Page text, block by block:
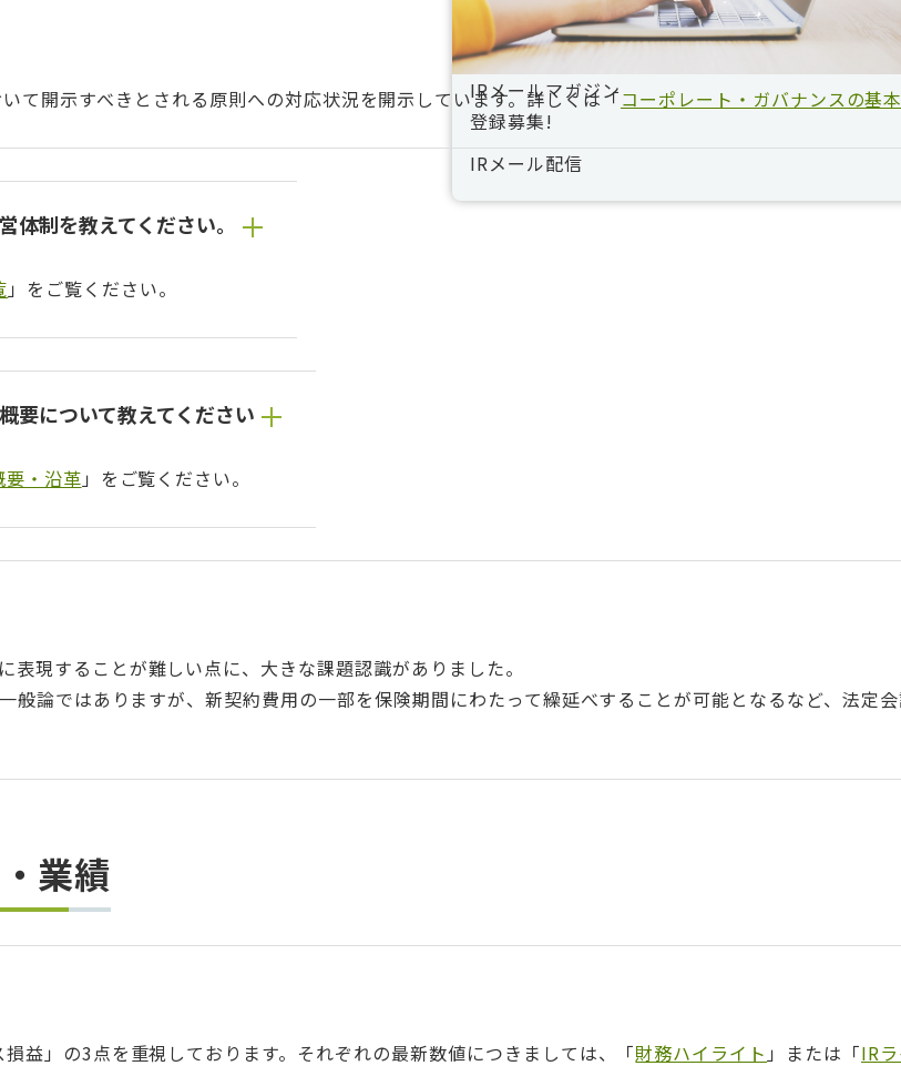
IRメールマガジン
登録募集!
IRメール配信
開示すべきとされる原則への対応状況を開示しています。詳しくは「コーポレート・ガバナンスの基
体制を教えてください。
」をご覧ください。
要について教えてください
要・沿革 」をご覧ください。
現することが難しい点に、大きな課題認識がありました。
ではありますが、新契約費用の一部を保険期間にわたって繰延べすることが可能となるなど、法定
業績
益」の3点を重視しております。それぞれの最新数値につきましては、「財務ハイライト 」または「IR